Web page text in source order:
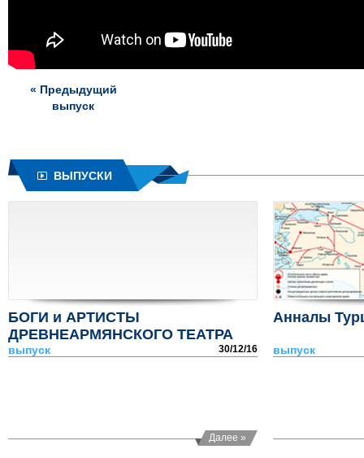
« Предыдущий
выпуск
ВЫПУСКИ
БОГИ и АРТИСТЫ
ДРЕВНЕАРМЯНСКОГО ТЕАТРА
выпуск 30/12/16
Далее »
Анналы
выпуск